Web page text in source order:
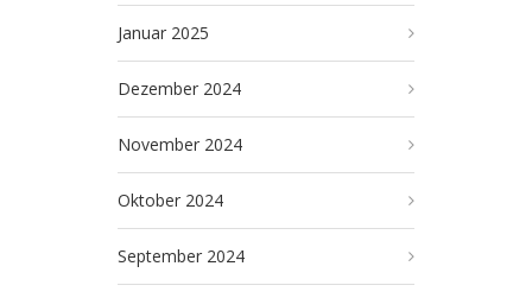
Januar 2025
Dezember 2024
November 2024
Oktober 2024
September 2024